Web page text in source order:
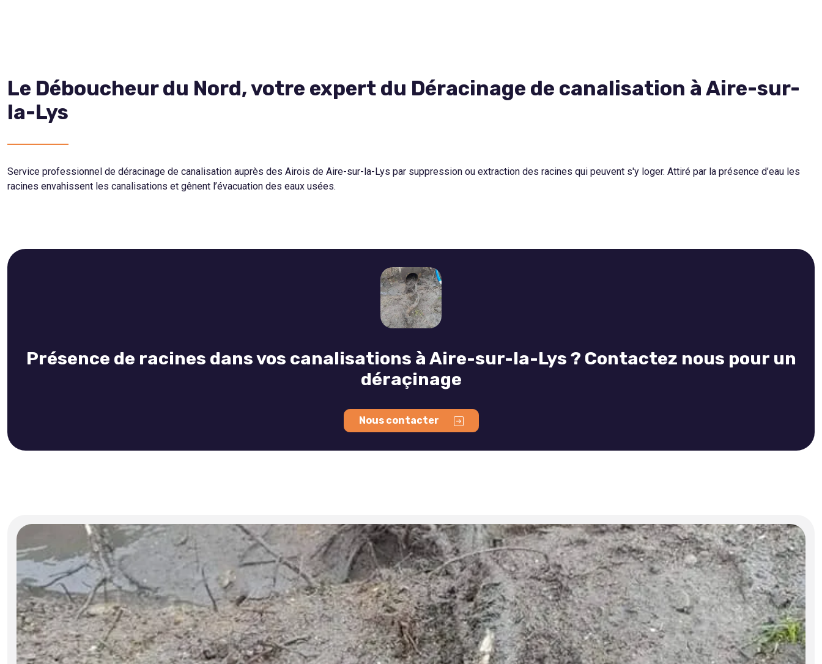
Le Déboucheur du Nord, votre expert du Déracinage de canalisation à Aire-sur-
la-Lys
Service professionnel de déracinage de canalisation auprès des Airois de Aire-sur-la-Lys par suppression ou extraction des racines qui peuvent s'y loger. Attiré par la présence d’eau les
racines envahissent les canalisations et gênent l’évacuation des eaux usées.
Présence de racines dans vos canalisations à Aire-sur-la-Lys ? Contactez nous pour un
déraçinage
Nous contacter